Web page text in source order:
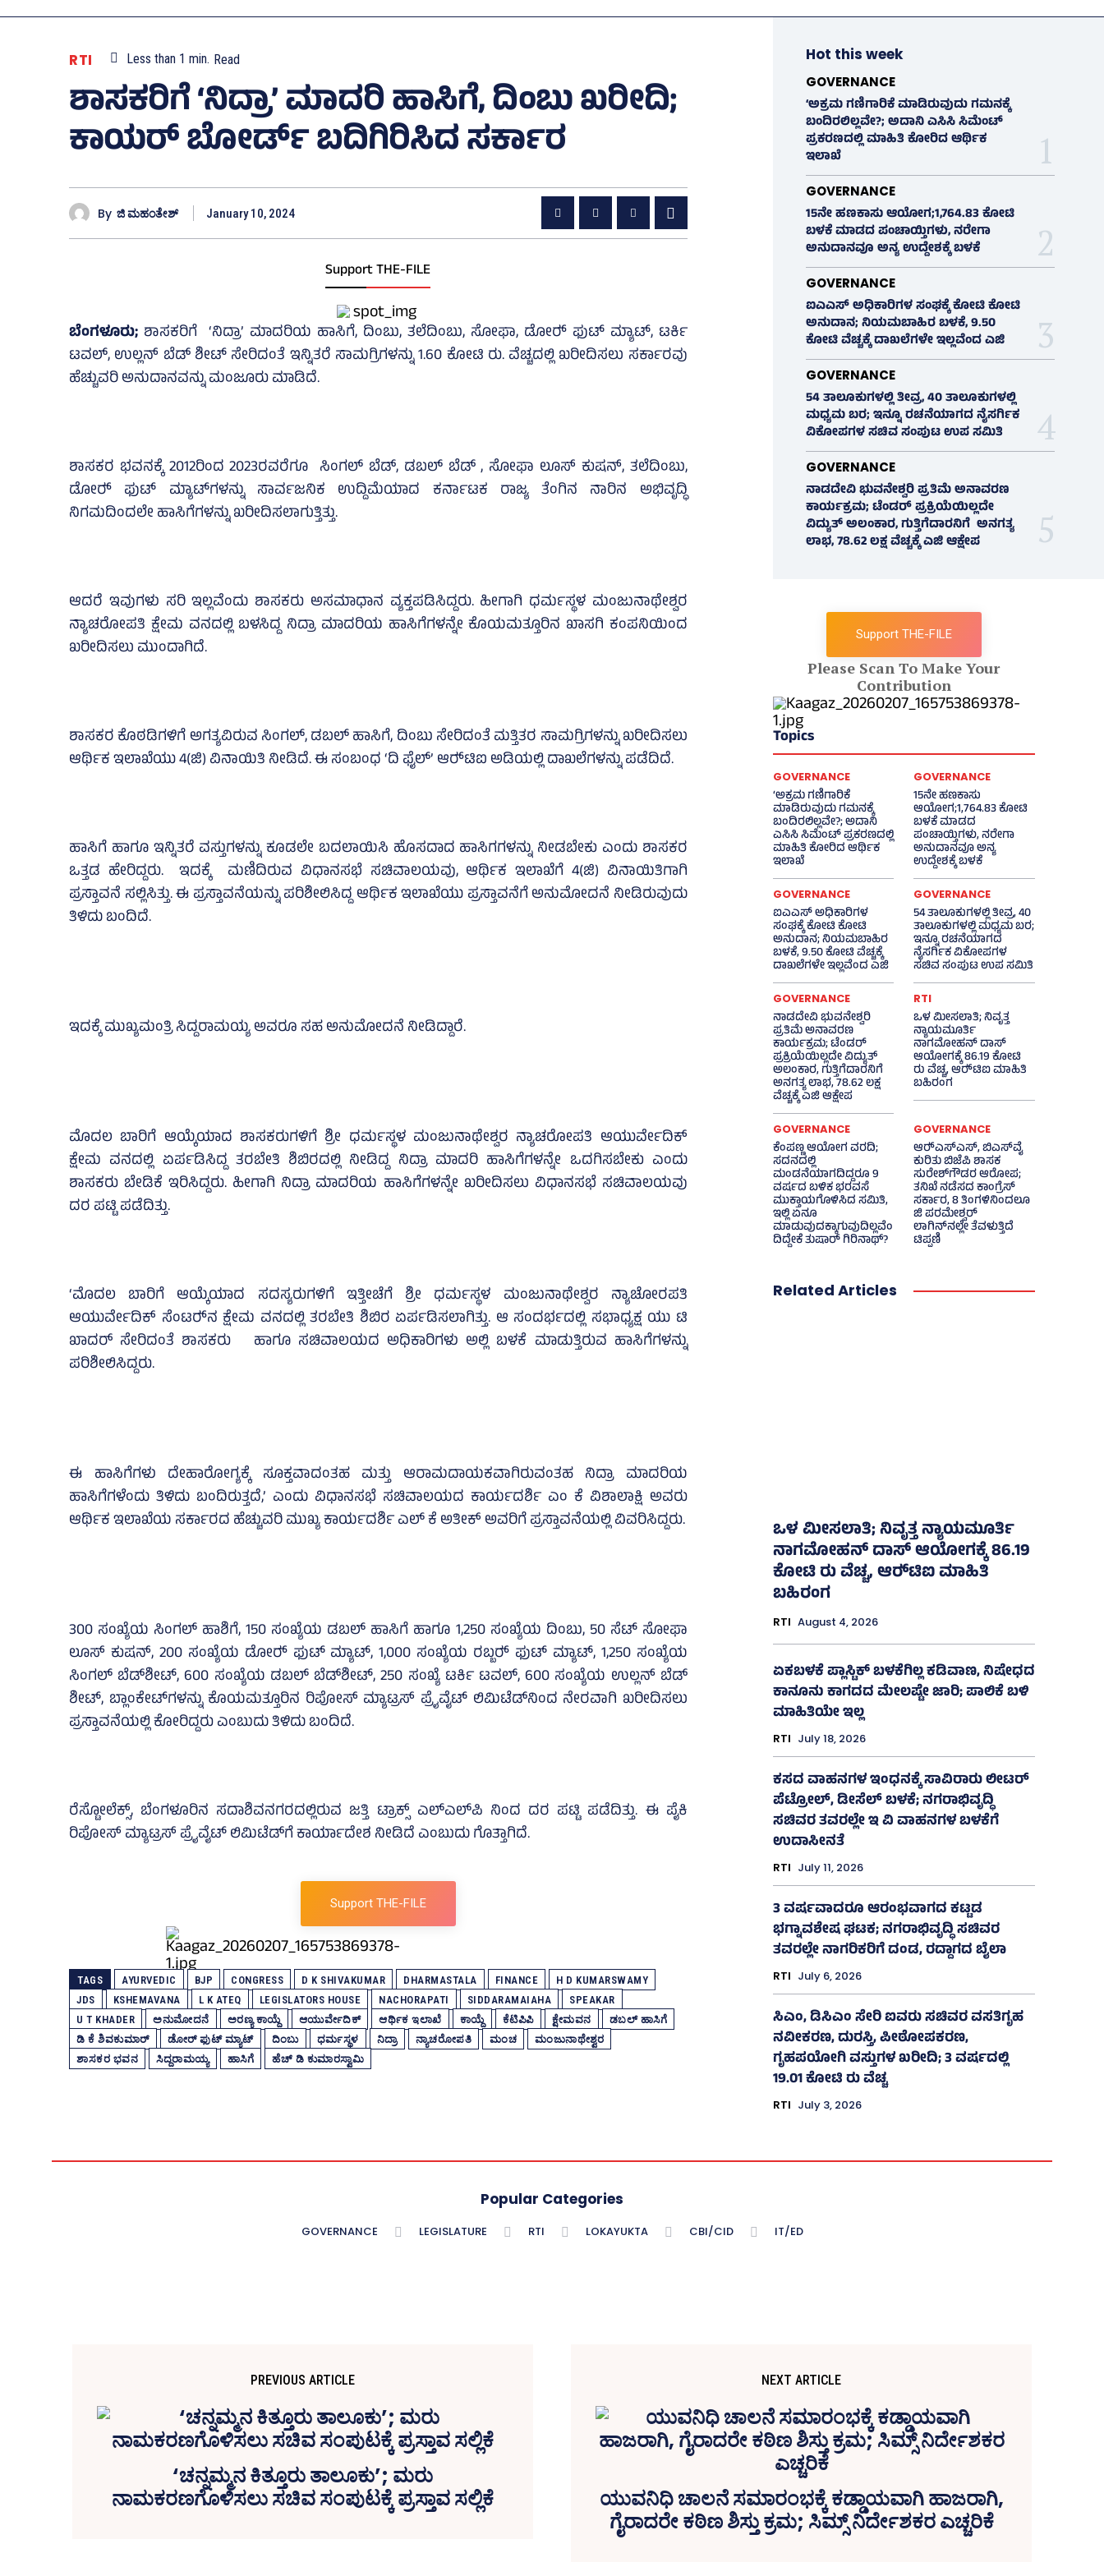
RTI Less than 1 min. Read
ಶಾಸಕರಿಗೆ ‘ನಿದ್ರಾ’ ಮಾದರಿ ಹಾಸಿಗೆ, ದಿಂಬು ಖರೀದಿ;
ಕಾಯರ್ ಬೋರ್ಡ್‌ ಬದಿಗಿರಿಸಿದ ಸರ್ಕಾರ
By ಜಿ ಮಹಂತೇಶ್ January 10, 2024
Support THE-FILE
ಬೆಂಗಳೂರು; ಶಾಸಕರಿಗೆ ‘ನಿದ್ರಾ’ ಮಾದರಿಯ ಹಾಸಿಗೆ, ದಿಂಬು, ತಲೆದಿಂಬು, ಸೋಫಾ, ಡೋರ್‍‌ ಫುಟ್‌ ಮ್ಯಾಟ್‌, ಟರ್ಕಿ
ಟವಲ್‌, ಉಲ್ಲನ್‌ ಬೆಡ್‌ ಶೀಟ್‌ ಸೇರಿದಂತೆ ಇನ್ನಿತರೆ ಸಾಮಗ್ರಿಗಳನ್ನು 1.60 ಕೋಟಿ ರು. ವೆಚ್ಚದಲ್ಲಿ ಖರೀದಿಸಲು ಸರ್ಕಾರವು
ಹೆಚ್ಚುವರಿ ಅನುದಾನವನ್ನು ಮಂಜೂರು ಮಾಡಿದೆ.
ಶಾಸಕರ ಭವನಕ್ಕೆ 2012ರಿಂದ 2023ರವರೆಗೂ ಸಿಂಗಲ್‌ ಬೆಡ್‌, ಡಬಲ್‌ ಬೆಡ್‌ , ಸೋಫಾ ಲೂಸ್‌ ಕುಷನ್‌, ತಲೆದಿಂಬು,
ಡೋರ್‍‌ ಫುಟ್‌ ಮ್ಯಾಟ್‌ಗಳನ್ನು ಸಾರ್ವಜನಿಕ ಉದ್ದಿಮೆಯಾದ ಕರ್ನಾಟಕ ರಾಜ್ಯ ತೆಂಗಿನ ನಾರಿನ ಅಭಿವೃದ್ಧಿ
ನಿಗಮದಿಂದಲೇ ಹಾಸಿಗೆಗಳನ್ನು ಖರೀದಿಸಲಾಗುತ್ತಿತ್ತು.
ಆದರೆ ಇವುಗಳು ಸರಿ ಇಲ್ಲವೆಂದು ಶಾಸಕರು ಅಸಮಾಧಾನ ವ್ಯಕ್ತಪಡಿಸಿದ್ದರು. ಹೀಗಾಗಿ ಧರ್ಮಸ್ಥಳ ಮಂಜುನಾಥೇಶ್ವರ
ನ್ಯಾಚರೋಪತಿ ಕ್ಷೇಮ ವನದಲ್ಲಿ ಬಳಸಿದ್ದ ನಿದ್ರಾ ಮಾದರಿಯ ಹಾಸಿಗೆಗಳನ್ನೇ ಕೊಯಮತ್ತೂರಿನ ಖಾಸಗಿ ಕಂಪನಿಯಿಂದ
ಖರೀದಿಸಲು ಮುಂದಾಗಿದೆ.
ಶಾಸಕರ ಕೊಠಡಿಗಳಿಗೆ ಅಗತ್ಯವಿರುವ ಸಿಂಗಲ್‌, ಡಬಲ್‌ ಹಾಸಿಗೆ, ದಿಂಬು ಸೇರಿದಂತೆ ಮತ್ತಿತರ ಸಾಮಗ್ರಿಗಳನ್ನು ಖರೀದಿಸಲು
ಆರ್ಥಿಕ ಇಲಾಖೆಯು 4(ಜಿ) ವಿನಾಯಿತಿ ನೀಡಿದೆ. ಈ ಸಂಬಂಧ ‘ದಿ ಫೈಲ್‌’ ಆರ್‍‌ಟಿಐ ಅಡಿಯಲ್ಲಿ ದಾಖಲೆಗಳನ್ನು ಪಡೆದಿದೆ.
ಹಾಸಿಗೆ ಹಾಗೂ ಇನ್ನಿತರೆ ವಸ್ತುಗಳನ್ನು ಕೂಡಲೇ ಬದಲಾಯಿಸಿ ಹೊಸದಾದ ಹಾಸಿಗಗಳನ್ನು ನೀಡಬೇಕು ಎಂದು ಶಾಸಕರ
ಒತ್ತಡ ಹೇರಿದ್ದರು. ಇದಕ್ಕೆ ಮಣಿದಿರುವ ವಿಧಾನಸಭೆ ಸಚಿವಾಲಯವು, ಆರ್ಥಿಕ ಇಲಾಖೆಗೆ 4(ಜಿ) ವಿನಾಯಿತಿಗಾಗಿ
ಪ್ರಸ್ತಾವನೆ ಸಲ್ಲಿಸಿತ್ತು. ಈ ಪ್ರಸ್ತಾವನೆಯನ್ನು ಪರಿಶೀಲಿಸಿದ್ದ ಆರ್ಥಿಕ ಇಲಾಖೆಯು ಪ್ರಸ್ತಾವನೆಗೆ ಅನುಮೋದನೆ ನೀಡಿರುವುದು
ತಿಳಿದು ಬಂದಿದೆ.
ಇದಕ್ಕೆ ಮುಖ್ಯಮಂತ್ರಿ ಸಿದ್ದರಾಮಯ್ಯ ಅವರೂ ಸಹ ಅನುಮೋದನೆ ನೀಡಿದ್ದಾರೆ.
ಮೊದಲ ಬಾರಿಗೆ ಆಯ್ಕೆಯಾದ ಶಾಸಕರುಗಳಿಗೆ ಶ್ರೀ ಧರ್ಮಸ್ಥಳ ಮಂಜುನಾಥೇಶ್ವರ ನ್ಯಾಚರೋಪತಿ ಆಯುರ್ವೇದಿಕ್‌
ಕ್ಷೇಮ ವನದಲ್ಲಿ ಏರ್ಪಡಿಸಿದ್ದ ತರಬೇತಿ ಶಿಬಿರದಲ್ಲಿ ನೀಡಿದ್ದ ನಿದ್ರಾ ಮಾದರಿ ಹಾಸಿಗೆಗಳನ್ನೇ ಒದಗಿಸಬೇಕು ಎಂದು
ಶಾಸಕರು ಬೇಡಿಕೆ ಇರಿಸಿದ್ದರು. ಹೀಗಾಗಿ ನಿದ್ರಾ ಮಾದರಿಯ ಹಾಸಿಗೆಗಳನ್ನೇ ಖರೀದಿಸಲು ವಿಧಾನಸಭೆ ಸಚಿವಾಲಯವು
ದರ ಪಟ್ಟಿ ಪಡೆದಿತ್ತು.
‘ಮೊದಲ ಬಾರಿಗೆ ಆಯ್ಕೆಯಾದ ಸದಸ್ಯರುಗಳಿಗೆ ಇತ್ತೀಚೆಗೆ ಶ್ರೀ ಧರ್ಮಸ್ಥಳ ಮಂಜುನಾಥೇಶ್ವರ ನ್ಯಾಚೋರಪತಿ
ಆಯುರ್ವೇದಿಕ್‌ ಸೆಂಟರ್‍‌ನ ಕ್ಷೇಮ ವನದಲ್ಲಿ ತರಬೇತಿ ಶಿಬಿರ ಏರ್ಪಡಿಸಲಾಗಿತ್ತು. ಆ ಸಂದರ್ಭದಲ್ಲಿ ಸಭಾಧ್ಯಕ್ಷ ಯು ಟಿ
ಖಾದರ್‌ ಸೇರಿದಂತೆ ಶಾಸಕರು ಹಾಗೂ ಸಚಿವಾಲಯದ ಅಧಿಕಾರಿಗಳು ಅಲ್ಲಿ ಬಳಕೆ ಮಾಡುತ್ತಿರುವ ಹಾಸಿಗೆಗಳನ್ನು
ಪರಿಶೀಲಿಸಿದ್ದರು.
ಈ ಹಾಸಿಗೆಗಳು ದೇಹಾರೋಗ್ಯಕ್ಕೆ ಸೂಕ್ತವಾದಂತಹ ಮತ್ತು ಆರಾಮದಾಯಕವಾಗಿರುವಂತಹ ನಿದ್ರಾ ಮಾದರಿಯ
ಹಾಸಿಗೆಗಳೆಂದು ತಿಳಿದು ಬಂದಿರುತ್ತದೆ,’ ಎಂದು ವಿಧಾನಸಭೆ ಸಚಿವಾಲಯದ ಕಾರ್ಯದರ್ಶಿ ಎಂ ಕೆ ವಿಶಾಲಾಕ್ಷಿ ಅವರು
ಆರ್ಥಿಕ ಇಲಾಖೆಯ ಸರ್ಕಾರದ ಹೆಚ್ಚುವರಿ ಮುಖ್ಯ ಕಾರ್ಯದರ್ಶಿ ಎಲ್‌ ಕೆ ಅತೀಕ್‌ ಅವರಿಗೆ ಪ್ರಸ್ತಾವನೆಯಲ್ಲಿ ವಿವರಿಸಿದ್ದರು.
300 ಸಂಖ್ಯೆಯ ಸಿಂಗಲ್‌ ಹಾಶಿಗೆ, 150 ಸಂಖ್ಯೆಯ ಡಬಲ್‌ ಹಾಸಿಗೆ ಹಾಗೂ 1,250 ಸಂಖ್ಯೆಯ ದಿಂಬು, 50 ಸೆಟ್‌ ಸೋಫಾ
ಲೂಸ್‌ ಕುಷನ್‌, 200 ಸಂಖ್ಯೆಯ ಡೋರ್‍‌ ಫುಟ್‌ ಮ್ಯಾಟ್‌, 1,000 ಸಂಖ್ಯೆಯ ರಬ್ಬರ್‍‌ ಫುಟ್‌ ಮ್ಯಾಟ್‌, 1,250 ಸಂಖ್ಯೆಯ
ಸಿಂಗಲ್‌ ಬೆಡ್‌ಶೀಟ್‌, 600 ಸಂಖ್ಯೆಯ ಡಬಲ್‌ ಬೆಡ್‌ಶೀಟ್‌, 250 ಸಂಖ್ಯೆ ಟರ್ಕಿ ಟವಲ್‌, 600 ಸಂಖ್ಯೆಯ ಉಲ್ಲನ್‌ ಬೆಡ್‌
ಶೀಟ್‌, ಬ್ಲಾಂಕೇಟ್‌ಗಳನ್ನು ಕೊಯಮತ್ತೂರಿನ ರಿಪೋಸ್‌ ಮ್ಯಾಟ್ರಸ್‌ ಪ್ರೈವೈಟ್‌ ಲಿಮಿಟೆಡ್‌ನಿಂದ ನೇರವಾಗಿ ಖರೀದಿಸಲು
ಪ್ರಸ್ತಾವನೆಯಲ್ಲಿ ಕೋರಿದ್ದರು ಎಂಬುದು ತಿಳಿದು ಬಂದಿದೆ.
ರೆಸ್ಟೋಲೆಕ್ಸ್‌, ಬೆಂಗಳೂರಿನ ಸದಾಶಿವನಗರದಲ್ಲಿರುವ ಜತ್ತಿ ಟ್ರಾಕ್ಸ್‌ ಎಲ್ಎಲ್‌ಪಿ ನಿಂದ ದರ ಪಟ್ಟಿ ಪಡೆದಿತ್ತು. ಈ ಪೈಕಿ
ರಿಪೋಸ್‌ ಮ್ಯಾಟ್ರಸ್‌ ಪ್ರೈವೈಟ್‌ ಲಿಮಿಟೆಡ್‌ಗೆ ಕಾರ್ಯಾದೇಶ ನೀಡಿದೆ ಎಂಬುದು ಗೊತ್ತಾಗಿದೆ.
Support THE-FILE
TAGS AYURVEDIC BJP CONGRESS D K SHIVAKUMAR DHARMASTALA FINANCE
H D KUMARSWAMY
JDS
KSHEMAVANA L K ATEQ LEGISLATORS HOUSE NACHORAPATI SIDDARAMAIAHA
SPEAKAR
U T KHADER
ಅನುಮೋದನೆ ಅರಣ್ಯ ಕಾಯ್ದೆ ಆಯುರ್ವೇದಿಕ್‌ ಆರ್ಥಿಕ ಇಲಾಖೆ ಕಾಯ್ದೆ ಕೆಟಿಪಿಪಿ ಕ್ಷೇಮವನ
ಡಬಲ್‌ ಹಾಸಿಗೆ
ಡಿ ಕೆ ಶಿವಕುಮಾರ್
ಡೋರ್‌ ಫುಟ್‌ ಮ್ಯಾಟ್‌ ದಿಂಬು ಧರ್ಮಸ್ಥಳ ನಿದ್ರಾ ನ್ಯಾಚರೋಪತಿ ಮಂಚ
ಮಂಜುನಾಥೇಶ್ವರ
ಶಾಸಕರ ಭವನ
ಸಿದ್ದರಾಮಯ್ಯ ಹಾಸಿಗೆ ಹೆಚ್‌ ಡಿ ಕುಮಾರಸ್ವಾಮಿ
Hot this week
GOVERNANCE
‘ಅಕ್ರಮ ಗಣಿಗಾರಿಕೆ ಮಾಡಿರುವುದು ಗಮನಕ್ಕೆ
ಬಂದಿರಲಿಲ್ಲವೇ?; ಅದಾನಿ ಎಸಿಸಿ ಸಿಮೆಂಟ್
ಪ್ರಕರಣದಲ್ಲಿ ಮಾಹಿತಿ ಕೋರಿದ ಆರ್ಥಿಕ
ಇಲಾಖೆ
GOVERNANCE
15ನೇ ಹಣಕಾಸು ಆಯೋಗ;1,764.83 ಕೋಟಿ
ಬಳಕೆ ಮಾಡದ ಪಂಚಾಯ್ತಿಗಳು, ನರೇಗಾ
ಅನುದಾನವೂ ಅನ್ಯ ಉದ್ದೇಶಕ್ಕೆ ಬಳಕೆ
GOVERNANCE
ಐಎಎಸ್‌ ಅಧಿಕಾರಿಗಳ ಸಂಘಕ್ಕೆ ಕೋಟಿ ಕೋಟಿ
ಅನುದಾನ; ನಿಯಮಬಾಹಿರ ಬಳಕೆ, 9.50
ಕೋಟಿ ವೆಚ್ಚಕ್ಕೆ ದಾಖಲೆಗಳೇ ಇಲ್ಲವೆಂದ ಎಜಿ
GOVERNANCE
54 ತಾಲೂಕುಗಳಲ್ಲಿ ತೀವ್ರ, 40 ತಾಲೂಕುಗಳಲ್ಲಿ
ಮಧ್ಯಮ ಬರ; ಇನ್ನೂ ರಚನೆಯಾಗದ ನೈಸರ್ಗಿಕ
ವಿಕೋಪಗಳ ಸಚಿವ ಸಂಪುಟ ಉಪ ಸಮಿತಿ
GOVERNANCE
ನಾಡದೇವಿ ಭುವನೇಶ್ವರಿ ಪ್ರತಿಮೆ ಅನಾವರಣ
ಕಾರ್ಯಕ್ರಮ; ಟೆಂಡರ್ ಪ್ರಕ್ರಿಯೆಯಿಲ್ಲದೇ
ವಿದ್ಯುತ್‌ ಅಲಂಕಾರ, ಗುತ್ತಿಗೆದಾರನಿಗೆ ಅನಗತ್ಯ
ಲಾಭ, 78.62 ಲಕ್ಷ ವೆಚ್ಚಕ್ಕೆ ಎಜಿ ಆಕ್ಷೇಪ
Support THE-FILE
Please Scan To Make Your
Contribution
Topics
GOVERNANCE
‘ಅಕ್ರಮ ಗಣಿಗಾರಿಕೆ
ಮಾಡಿರುವುದು ಗಮನಕ್ಕೆ
ಬಂದಿರಲಿಲ್ಲವೇ?; ಅದಾನಿ
ಎಸಿಸಿ ಸಿಮೆಂಟ್ ಪ್ರಕರಣದಲ್ಲಿ
ಮಾಹಿತಿ ಕೋರಿದ ಆರ್ಥಿಕ
ಇಲಾಖೆ
GOVERNANCE
15ನೇ ಹಣಕಾಸು
ಆಯೋಗ;1,764.83 ಕೋಟಿ
ಬಳಕೆ ಮಾಡದ
ಪಂಚಾಯ್ತಿಗಳು, ನರೇಗಾ
ಅನುದಾನವೂ ಅನ್ಯ
ಉದ್ದೇಶಕ್ಕೆ ಬಳಕೆ
GOVERNANCE
ಐಎಎಸ್‌ ಅಧಿಕಾರಿಗಳ
ಸಂಘಕ್ಕೆ ಕೋಟಿ ಕೋಟಿ
ಅನುದಾನ; ನಿಯಮಬಾಹಿರ
ಬಳಕೆ, 9.50 ಕೋಟಿ ವೆಚ್ಚಕ್ಕೆ
ದಾಖಲೆಗಳೇ ಇಲ್ಲವೆಂದ ಎಜಿ
GOVERNANCE
54 ತಾಲೂಕುಗಳಲ್ಲಿ ತೀವ್ರ, 40
ತಾಲೂಕುಗಳಲ್ಲಿ ಮಧ್ಯಮ ಬರ;
ಇನ್ನೂ ರಚನೆಯಾಗದ
ನೈಸರ್ಗಿಕ ವಿಕೋಪಗಳ
ಸಚಿವ ಸಂಪುಟ ಉಪ ಸಮಿತಿ
GOVERNANCE
ನಾಡದೇವಿ ಭುವನೇಶ್ವರಿ
ಪ್ರತಿಮೆ ಅನಾವರಣ
ಕಾರ್ಯಕ್ರಮ; ಟೆಂಡರ್
ಪ್ರಕ್ರಿಯೆಯಿಲ್ಲದೇ ವಿದ್ಯುತ್‌
ಅಲಂಕಾರ, ಗುತ್ತಿಗೆದಾರನಿಗೆ
ಅನಗತ್ಯ ಲಾಭ, 78.62 ಲಕ್ಷ
ವೆಚ್ಚಕ್ಕೆ ಎಜಿ ಆಕ್ಷೇಪ
RTI
ಒಳ ಮೀಸಲಾತಿ; ನಿವೃತ್ತ
ನ್ಯಾಯಮೂರ್ತಿ
ನಾಗಮೋಹನ್ ದಾಸ್
ಆಯೋಗಕ್ಕೆ 86.19 ಕೋಟಿ
ರು ವೆಚ್ಚ, ಆರ್‍‌ಟಿಐ ಮಾಹಿತಿ
ಬಹಿರಂಗ
GOVERNANCE
ಕೆಂಪಣ್ಣ ಆಯೋಗ ವರದಿ;
ಸದನದಲ್ಲಿ
ಮಂಡನೆಯಾಗದಿದ್ದರೂ 9
ವರ್ಷದ ಬಳಿಕ ಭರವಸೆ
ಮುಕ್ತಾಯಗೊಳಿಸಿದ ಸಮಿತಿ,
ಇಲ್ಲಿ ಏನೂ
ಮಾಡುವುದಕ್ಕಾಗುವುದಿಲ್ಲವೆಂ
ದಿದ್ದೇಕೆ ತುಷಾರ್ ಗಿರಿನಾಥ್?
GOVERNANCE
ಆರ್‍‌ಎಸ್‌ಎಸ್‌, ಬಿಎಸ್‌ವೈ
ಕುರಿತು ಬಿಜೆಪಿ ಶಾಸಕ
ಸುರೇಶ್‌ಗೌಡರ ಆರೋಪ;
ತನಿಖೆ ನಡೆಸದ ಕಾಂಗ್ರೆಸ್‌
ಸರ್ಕಾರ, 8 ತಿಂಗಳಿನಿಂದಲೂ
ಜಿ ಪರಮೇಶ್ವರ್
ಲಾಗಿನ್‌ನಲ್ಲೇ ತೆವಳುತ್ತಿದೆ
ಟಿಪ್ಪಣಿ
Related Articles
ಒಳ ಮೀಸಲಾತಿ; ನಿವೃತ್ತ ನ್ಯಾಯಮೂರ್ತಿ
ನಾಗಮೋಹನ್ ದಾಸ್ ಆಯೋಗಕ್ಕೆ 86.19
ಕೋಟಿ ರು ವೆಚ್ಚ, ಆರ್‍‌ಟಿಐ ಮಾಹಿತಿ
ಬಹಿರಂಗ
RTI August 4, 2026
ಏಕಬಳಕೆ ಪ್ಲಾಸ್ಟಿಕ್‌ ಬಳಕೆಗಿಲ್ಲ ಕಡಿವಾಣ, ನಿಷೇಧದ
ಕಾನೂನು ಕಾಗದದ ಮೇಲಷ್ಟೇ ಜಾರಿ; ಪಾಲಿಕೆ ಬಳಿ
ಮಾಹಿತಿಯೇ ಇಲ್ಲ
RTI July 18, 2026
ಕಸದ ವಾಹನಗಳ ಇಂಧನಕ್ಕೆ ಸಾವಿರಾರು ಲೀಟರ್‌
ಪೆಟ್ರೋಲ್, ಡೀಸೆಲ್ ಬಳಕೆ; ನಗರಾಭಿವೃದ್ಧಿ
ಸಚಿವರ ತವರಲ್ಲೇ ಇ ವಿ ವಾಹನಗಳ ಬಳಕೆಗೆ
ಉದಾಸೀನತೆ
RTI July 11, 2026
3 ವರ್ಷವಾದರೂ ಆರಂಭವಾಗದ ಕಟ್ಟಡ
ಭಗ್ನಾವಶೇಷ ಘಟಕ; ನಗರಾಭಿವೃದ್ಧಿ ಸಚಿವರ
ತವರಲ್ಲೇ ನಾಗರಿಕರಿಗೆ ದಂಡ, ರದ್ದಾಗದ ಬೈಲಾ
RTI July 6, 2026
ಸಿಎಂ, ಡಿಸಿಎಂ ಸೇರಿ ಐವರು ಸಚಿವರ ವಸತಿಗೃಹ
ನವೀಕರಣ, ದುರಸ್ತಿ, ಪೀಠೋಪಕರಣ,
ಗೃಹಪಯೋಗಿ ವಸ್ತುಗಳ ಖರೀದಿ; 3 ವರ್ಷದಲ್ಲಿ
19.01 ಕೋಟಿ ರು ವೆಚ್ಚ
RTI July 3, 2026
Popular Categories
GOVERNANCE LEGISLATURE RTI LOKAYUKTA CBI/CID IT/ED
PREVIOUS ARTICLE
‘ಚನ್ನಮ್ಮನ ಕಿತ್ತೂರು ತಾಲೂಕು’; ಮರು
ನಾಮಕರಣಗೊಳಿಸಲು ಸಚಿವ ಸಂಪುಟಕ್ಕೆ ಪ್ರಸ್ತಾವ ಸಲ್ಲಿಕೆ
NEXT ARTICLE
ಯುವನಿಧಿ ಚಾಲನೆ ಸಮಾರಂಭಕ್ಕೆ ಕಡ್ಡಾಯವಾಗಿ ಹಾಜರಾಗಿ,
ಗೈರಾದರೇ ಕಠಿಣ ಶಿಸ್ತು ಕ್ರಮ; ಸಿಮ್ಸ್‌ ನಿರ್ದೇಶಕರ ಎಚ್ಚರಿಕೆ